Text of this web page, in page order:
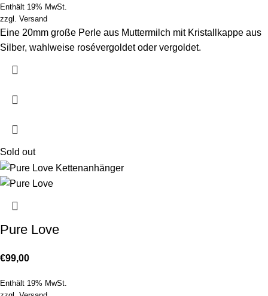
Enthält 19% MwSt.
zzgl. Versand
Eine 20mm große Perle aus Muttermilch mit Kristallkappe aus
Silber, wahlweise rosévergoldet oder vergoldet.
Sold out
Pure Love
€99,00
Enthält 19% MwSt.